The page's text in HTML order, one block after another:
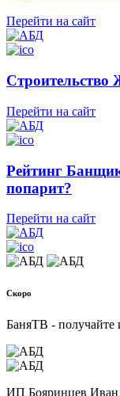
Перейти на сайт
Перейти на сайт
Рейтинг
попарит?
Перейти на сайт
Скоро
БаняТВ - получайте
ИП Бояринцев Иван